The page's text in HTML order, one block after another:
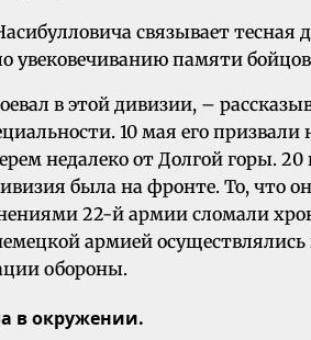
связывает
памяти
в этой дивизии, –
10 мая его
недалеко от Долгой горы.
была на фронте. То, что
22-й армии сломали
армией
обороны.
в окружении.